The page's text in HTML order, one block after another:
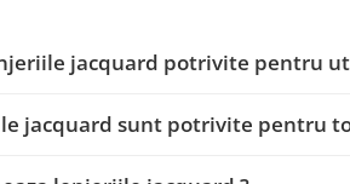
jacquard potrivite pentru
jacquard sunt potrivite pentru